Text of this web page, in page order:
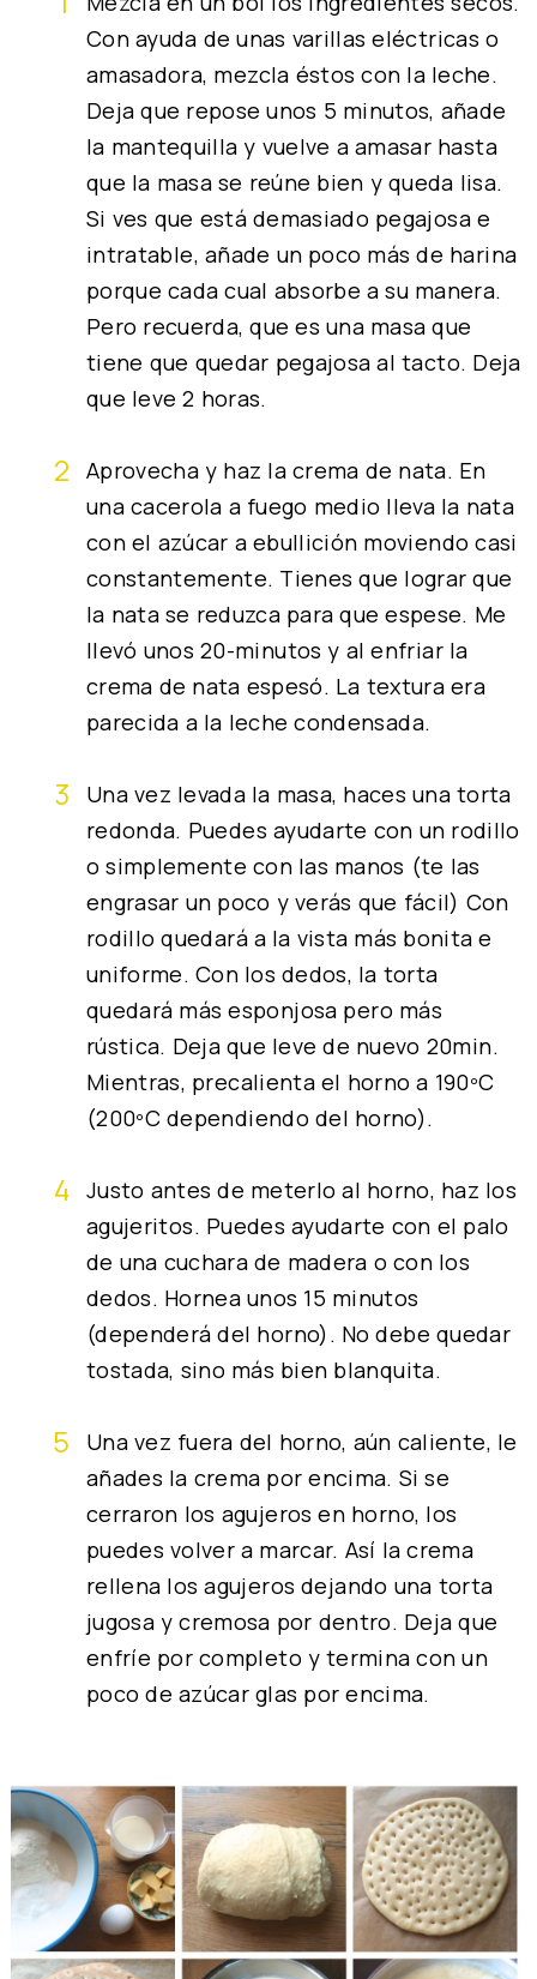
Con ayuda de unas varillas eléctricas o
amasadora, mezcla éstos con la leche.
Deja que repose unos 5 minutos, añade
la mantequilla y vuelve a amasar hasta
que la masa se reúne bien y queda lisa.
Si ves que está demasiado pegajosa e
intratable, añade un poco más de harina
porque cada cual absorbe a su manera.
Pero recuerda, que es una masa que
tiene que quedar pegajosa al tacto. Deja
que leve 2 horas.
Aprovecha y haz la crema de nata. En
una cacerola a fuego medio lleva la nata
con el azúcar a ebullición moviendo casi
constantemente. Tienes que lograr que
la nata se reduzca para que espese. Me
llevó unos 20-minutos y al enfriar la
crema de nata espesó. La textura era
parecida a la leche condensada.
Una vez levada la masa, haces una torta
redonda. Puedes ayudarte con un rodillo
o simplemente con las manos (te las
engrasar un poco y verás que fácil) Con
rodillo quedará a la vista más bonita e
uniforme. Con los dedos, la torta
quedará más esponjosa pero más
rústica. Deja que leve de nuevo 20min.
Mientras, precalienta el horno a 190ºC
(200ºC dependiendo del horno).
Justo antes de meterlo al horno, haz los
agujeritos. Puedes ayudarte con el palo
de una cuchara de madera o con los
dedos. Hornea unos 15 minutos
(dependerá del horno). No debe quedar
tostada, sino más bien blanquita.
Una vez fuera del horno, aún caliente, le
añades la crema por encima. Si se
cerraron los agujeros en horno, los
puedes volver a marcar. Así la crema
rellena los agujeros dejando una torta
jugosa y cremosa por dentro. Deja que
enfríe por completo y termina con un
poco de azúcar glas por encima.